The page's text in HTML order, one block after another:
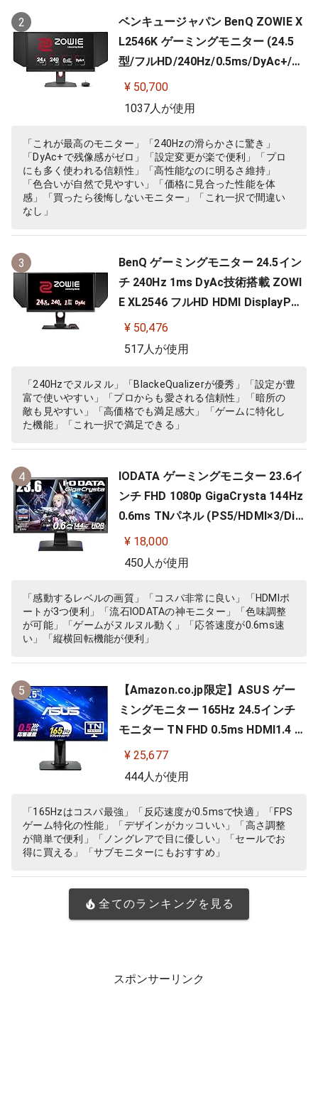
2
ベンキュージャパン BenQ ZOWIE X
L2546K ゲーミングモニター (24.5
型/フルHD/240Hz/0.5ms/DyAc+/小
さめ台座/新筐体デザイン/新OSDメ
ニュー/新型液晶パネル採用)
¥ 50,700
1037人が使用
「これが最高のモニター」「240Hzの滑らかさに驚き」
「DyAc+で残像感がゼロ」「設定変更が楽で便利」「プロ
にも多く使われる信頼性」「高性能なのに明るさ維持」
「色合いが自然で見やすい」「価格に見合った性能を体
感」「買ったら後悔しないモニター」「これ一択で間違い
なし」
3
BenQ ゲーミングモニター 24.5イン
チ 240Hz 1ms DyAc技術搭載 ZOWI
E XL2546 フルHD HDMI DisplayPor
t DVI-DL搭載 FPS向き ディスプレイ
¥ 50,476
517人が使用
「240Hzでヌルヌル」「BlackeQualizerが優秀」「設定が豊
富で使いやすい」「プロからも愛される信頼性」「暗所の
敵も見やすい」「高価格でも満足感大」「ゲームに特化し
た機能」「これ一択で満足できる」
4
IODATA ゲーミングモニター 23.6イ
ンチ FHD 1080p GigaCrysta 144Hz
0.6ms TNパネル (PS5/HDMI×3/Dis
playPort/スピーカー付/高さ調整/縦
横回転) EX-LDGC242HTB
¥ 18,000
450人が使用
「感動するレベルの画質」「コスパ非常に良い」「HDMIポ
ートが3つ便利」「流石IODATAの神モニター」「色味調整
が可能」「ゲームがヌルヌル動く」「応答速度が0.6ms速
い」「縦横回転機能が便利」
5
【Amazon.co.jp限定】ASUS ゲー
ミングモニター 165Hz 24.5インチ
モニター TN FHD 0.5ms HDMI1.4 Di
splayPort1.2 DVI-D スピーカー 高
さ調整 縦横回転 VG258QR-J
¥ 25,677
444人が使用
「165Hzはコスパ最強」「反応速度が0.5msで快適」「FPS
ゲーム特化の性能」「デザインがカッコいい」「高さ調整
が簡単で便利」「ノングレアで目に優しい」「セールでお
得に買える」「サブモニターにもおすすめ」
全てのランキングを見る
スポンサーリンク